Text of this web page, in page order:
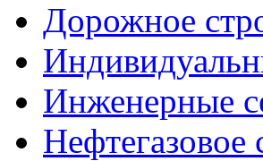
Дорожное
Инженерные
Нефтегазовое